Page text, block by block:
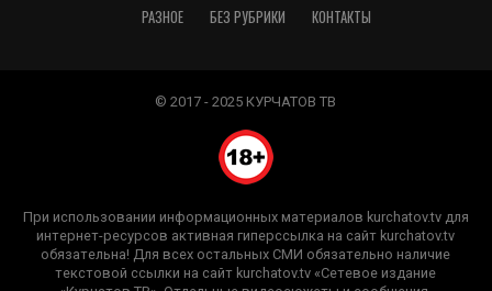
РАЗНОЕ
БЕЗ РУБРИКИ КОНТАКТЫ
© 2017 - 2025 КУРЧАТОВ ТВ
При использовании информационных материалов kurchatov.tv для
интернет-ресурсов активная гиперссылка на сайт kurchatov.tv
обязательна! Для всех остальных СМИ обязательно наличие
текстовой ссылки на сайт kurchatov.tv «Сетевое издание